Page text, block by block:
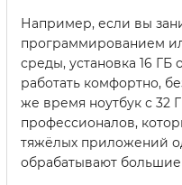
Например, если вы
программированием
среды, установка 16 ГБ
работать комфортно,
же время ноутбук с 32
профессионалов,
тяжёлых приложений
обрабатывают